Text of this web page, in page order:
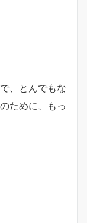
、とんでもな
ために、もっ